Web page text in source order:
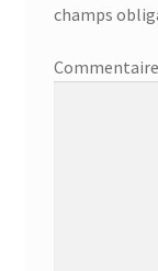
champs
Commentaire